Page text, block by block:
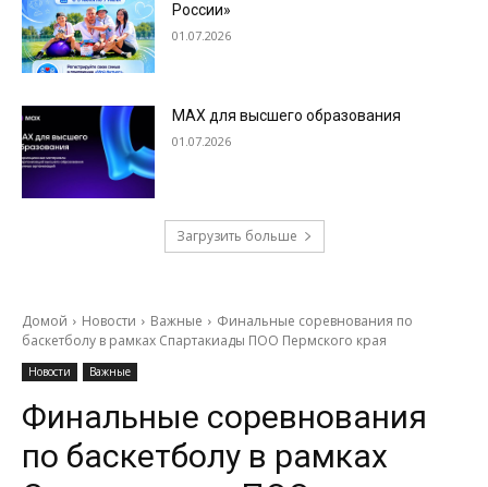
России»
01.07.2026
МАХ для высшего образования
01.07.2026
Загрузить больше